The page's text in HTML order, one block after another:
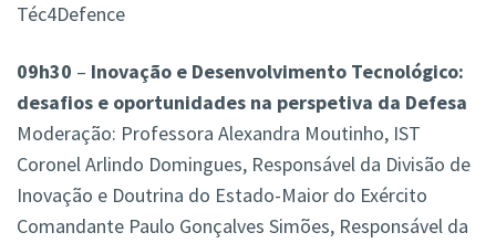
Téc4Defence
09h30 – Inovação e Desenvolvimento Tecnológico:
desafios e oportunidades na perspetiva da Defesa
Moderação: Professora Alexandra Moutinho, IST
Coronel Arlindo Domingues, Responsável da Divisão de
Inovação e Doutrina do Estado-Maior do Exército
Comandante Paulo Gonçalves Simões, Responsável da